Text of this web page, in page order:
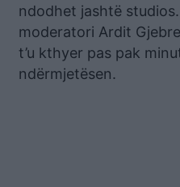
ndodhet jashtë
moderatori Ardit
t’u kthyer pas pak
ndërmjetësen.